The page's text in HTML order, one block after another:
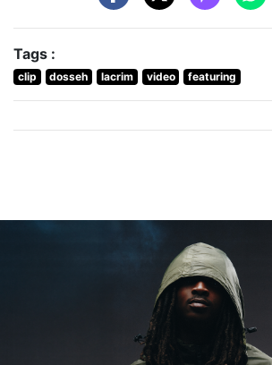
Tags :
clip dosseh lacrim video featuring